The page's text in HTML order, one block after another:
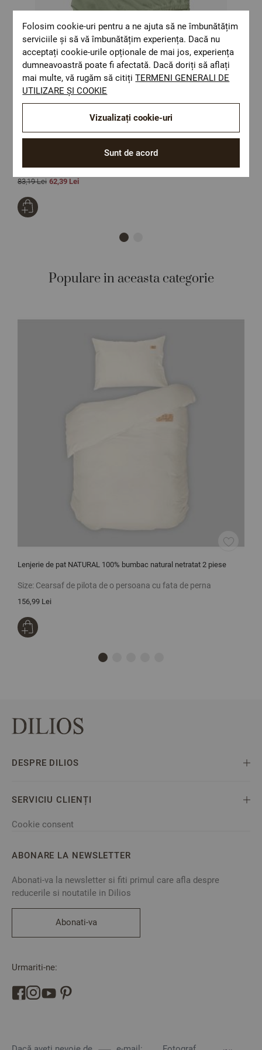
83,19 Lei 62,39 Lei
Populare in aceasta categorie
Lenjerie de pat NATURAL 100% bumbac natural netratat 2 piese
Size: Cearsaf de pilota de o persoana cu fata de perna
156,99 Lei
DESPRE DILIOS
SERVICIU CLIENȚI
Cookie consent
ABONARE LA NEWSLETTER
Abonati-va la newsletter si fiti primul care afla despre
reducerile si noutatile in Dilios
Abonati-va
Urmariti-ne:
Folosim cookie-uri pentru a ne ajuta să ne îmbunătățim
serviciile și să vă îmbunătățim experiența. Dacă nu
acceptați cookie-urile opționale de mai jos, experiența
dumneavoastră poate fi afectată. Dacă doriți să aflați
mai multe, vă rugăm să citițiTERMENI GENERALI DE
UTILIZARE ȘI COOKIE
Sunt de acord
Vizualizați cookie-uri